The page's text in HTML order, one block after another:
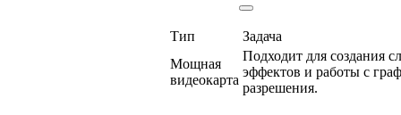
Тип
Задача
Мощная
видеокарта
Подходит для создания
эффектов и работы с
разрешения.